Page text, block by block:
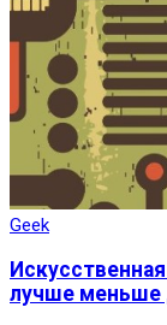
Geek
лучше меньше